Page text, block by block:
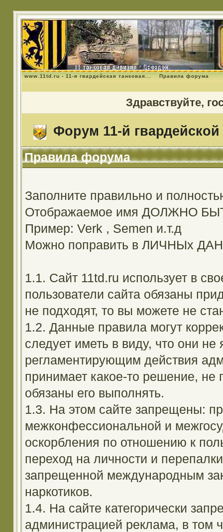
www.11td.ru - 11-я гвардейская танковая... Правила форума
Здравствуйте,
Форум 11-й гвардейской
Правила форума
Заполните правильно и
Отображаемое имя ДОЛЖНО
Пример: Verk , Semen и.т.д
Можно поправить в ЛИЧНЫх
1.1. Сайт 11td.ru использует в
пользователи сайта обязаны
не подходят, то вы можете не
1.2. Данные правила могут
следует иметь в виду, что они
регламентирующим действия
принимает какое-то решение, не
обязаны его выполнять.
1.3. На этом сайте запрещены:
межконфессиональной и
оскорбления по отношению к
переход на личности и
запрещенной международным
наркотиков.
1.4. На сайте категорически
администрацией реклама, в том